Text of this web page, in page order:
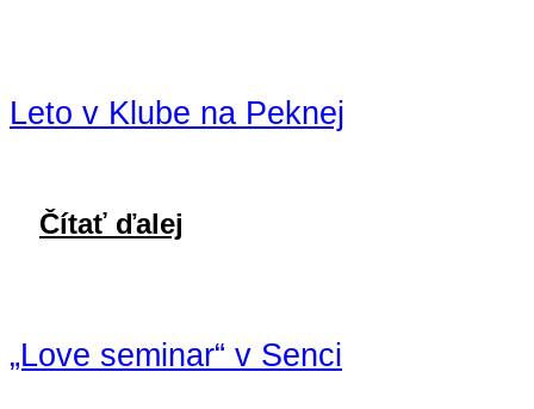
Leto v Klube na Peknej
Čítať ďalej
„Love seminar“ v Senci